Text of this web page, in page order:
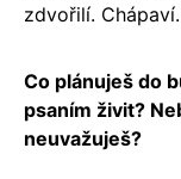
zdvořilí.
Co plánuješ do
psaním živit?
neuvažuješ?